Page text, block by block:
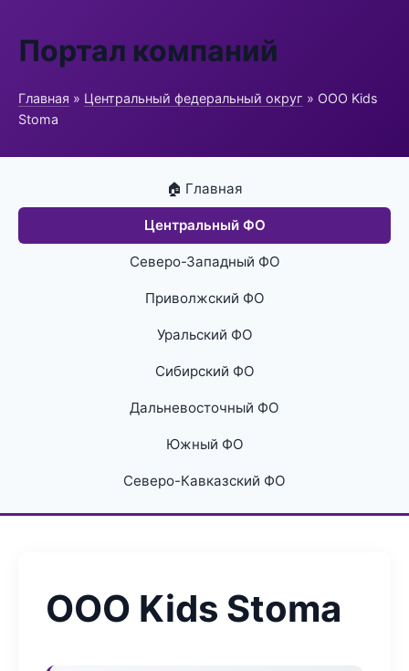
Портал компаний
Главная » Центральный федеральный округ » ООО Kids
Stoma
🏠 Главная
Центральный ФО
Северо-Западный ФО
Приволжский ФО
Уральский ФО
Сибирский ФО
Дальневосточный ФО
Южный ФО
Северо-Кавказский ФО
ООО Kids Stoma